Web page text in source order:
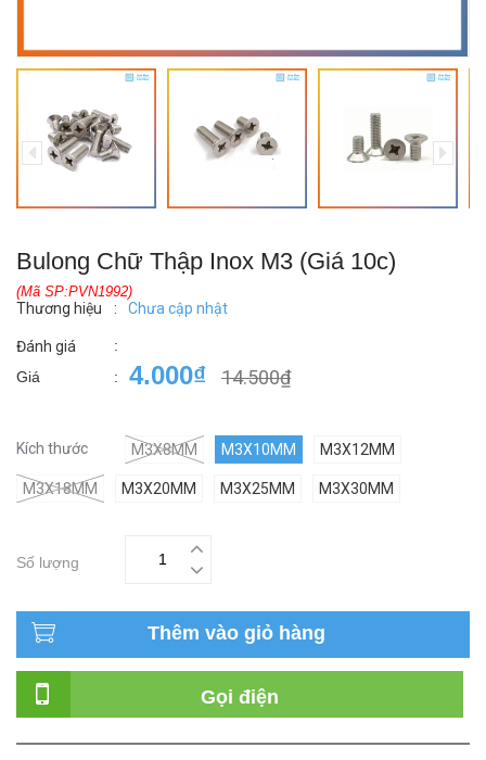
Bulong Chữ Thập Inox M3 (Giá 10c)
(Mã SP:PVN1992)
Thương hiệu : Chưa cập nhật
Đánh giá
:
Giá
: 4.000₫ 14.500₫
Kích thước M3X8MM M3X10MM M3X12MM
M3X18MM M3X20MM M3X25MM M3X30MM
Số lượng
Thêm vào giỏ hàng
Gọi điện